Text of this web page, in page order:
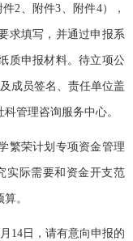
件2、附件3、附件4），
求填写，并通过申报系
质申报材料。待立项公
成员签名、责任单位盖
管理咨询服务中心。
繁荣计划专项资金管理
实际需要和资金开支范
。
月 14 日 ，请有意向申报的